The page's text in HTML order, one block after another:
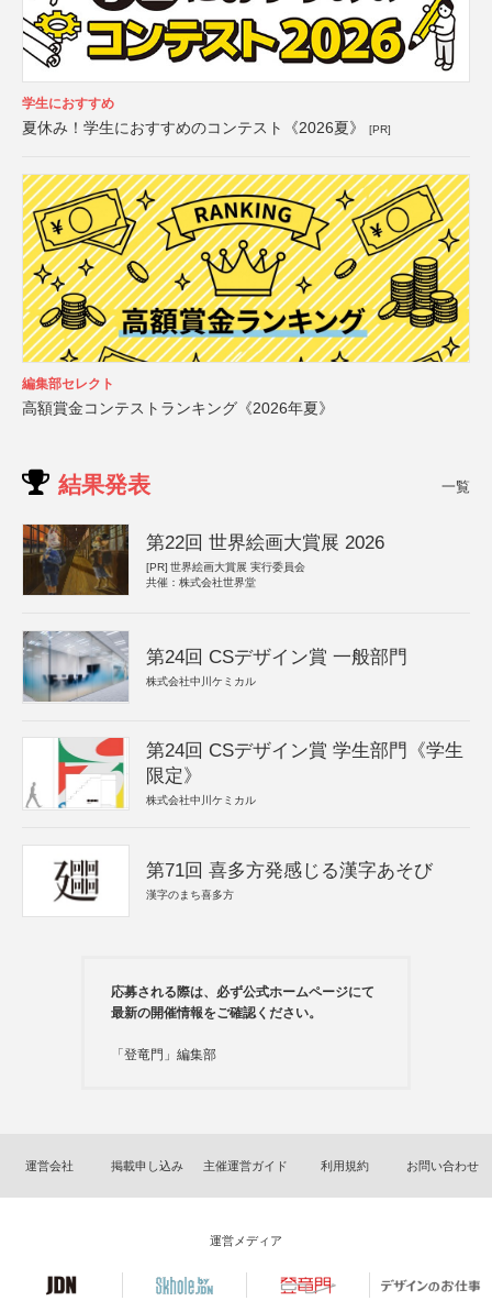
学生におすすめ
夏休み！学生におすすめのコンテスト《2026夏》 [PR]
編集部セレクト
高額賞金コンテストランキング《2026年夏》
結果発表 一覧
第22回 世界絵画大賞展 2026
[PR] 世界絵画大賞展 実行委員会
共催：株式会社世界堂
第24回 CSデザイン賞 一般部門
株式会社中川ケミカル
第24回 CSデザイン賞 学生部門《学生
限定》
株式会社中川ケミカル
第71回 喜多方発感じる漢字あそび
漢字のまち喜多方
応募される際は、必ず公式ホームページにて
最新の開催情報をご確認ください。
「登竜門」編集部
運営会社 掲載申し込み 主催運営ガイド 利用規約 お問い合わせ
運営メディア